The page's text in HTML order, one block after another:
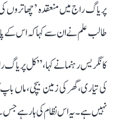
پریاگ راج میں منعقدہ ’چھاتروں
طالب علم نے ان سے کہا کہ اس کے
کانگریس رہنما نے کہا، ’’کل
کی تیاری، گھر کی زمین بیچی، ماں
نہیں ہے۔ یہ اس نظام کی ہار ہے جس